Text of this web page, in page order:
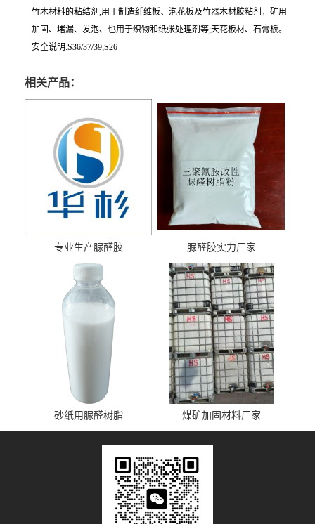
竹木材料的粘结剂;用于制造纤维板、泡花板及竹器木材胶粘剂，矿用
加固、堵漏、发泡、也用于织物和纸张处理剂等;天花板材、石膏板。
安全说明:S36/37/39;S26
相关产品：
专业生产脲醛胶 脲醛胶实力厂家
砂纸用脲醛树脂 煤矿加固材料厂家